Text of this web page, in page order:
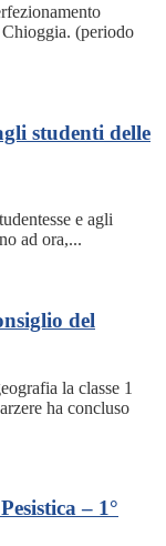
(periodo
studenti delle
e agli
ad ora,...
del
la classe 1
ha concluso
– 1°